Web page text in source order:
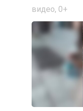
видео, 0+